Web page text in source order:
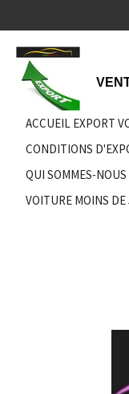
au
contenu
principal
ACCUEIL EXPORT
CONDITIONS
QUI SOMMES-NOUS
VOITURE MOINS DE